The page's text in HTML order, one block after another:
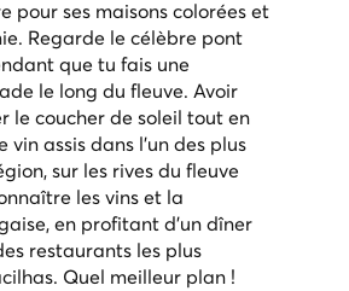
pour ses maisons colorées et
Regarde le célèbre pont
que tu fais une
le long du fleuve. Avoir
le coucher de soleil tout en
vin assis dans l'un des plus
sur les rives du fleuve
les vins et la
en profitant d'un dîner
restaurants les plus
Quel meilleur plan !